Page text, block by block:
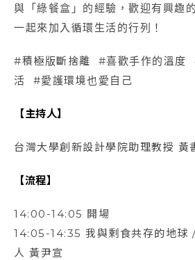
與「綠餐盒」的經驗，歡迎有興趣
一起來加入循環生活的行列！
#積極版斷捨離 #喜歡手作的溫度
活 #愛護環境也愛自己
【主持人】
台灣大學創新設計學院助理教授 黃
【流程】
14:00-14:05 開場
14:05-14:35 我與剩食共存的地球
人 黃尹宣